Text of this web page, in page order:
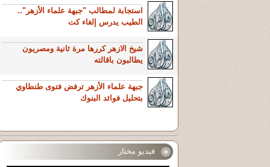
استجابة لمطالب "جبهة علماء الأزهر"..
الطيب يدرس إلغاء كت
شيخ الازهر كررها مرة ثانية ومصريون
يطالبون باقالته
جبهة علماء الأزهر ترفض فتوى طنطاوي
بتحليل فوائد البنوك
فيديو مختار